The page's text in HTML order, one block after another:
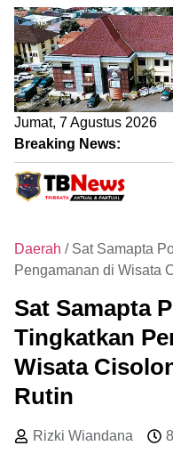
Jumat, 7 Agustus 2026
Breaking News:
Pengamanan Nobar
Daerah / Sat Samapta
Pengamanan di Wisata
Sat Samapta
Tingkatkan
Wisata
Rutin
Rizki Wiandana